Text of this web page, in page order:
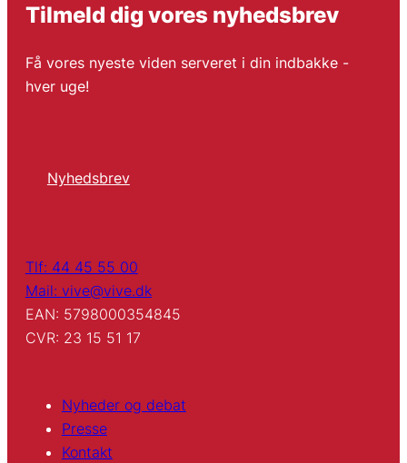
Tilmeld dig vores nyhedsbrev
Få vores nyeste viden serveret i din indbakke -
hver uge!
Nyhedsbrev
Tlf: 44 45 55 00
Mail: vive@vive.dk
EAN: 5798000354845
CVR: 23 15 51 17
Nyheder og debat
Presse
Kontakt